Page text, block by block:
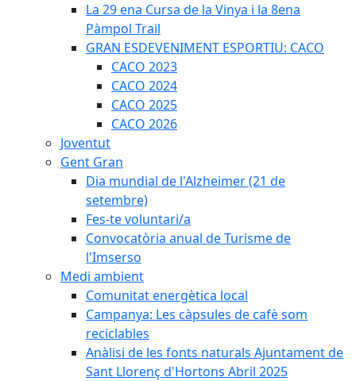
La 29 ena Cursa de la Vinya i la 8ena
Pàmpol Trail
GRAN ESDEVENIMENT ESPORTIU: CACO
CACO 2023
CACO 2024
CACO 2025
CACO 2026
Joventut
Gent Gran
Dia mundial de l'Alzheimer (21 de
setembre)
Fes-te voluntari/a
Convocatòria anual de Turisme de
l'Imserso
Medi ambient
Comunitat energètica local
Campanya: Les càpsules de cafè som
reciclables
Anàlisi de les fonts naturals Ajuntament de
Sant Llorenç d'Hortons Abril 2025